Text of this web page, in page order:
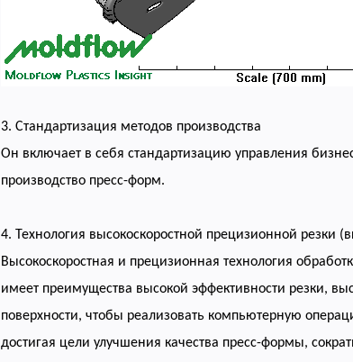
3. Стандартизация методов производства
Он включает в себя стандартизацию управления
производство пресс-форм.
4. Технология высокоскоростной прецизионной резки
Высокоскоростная и прецизионная технология
имеет преимущества высокой эффективности резки,
поверхности, чтобы реализовать компьютерную
достигая цели улучшения качества пресс-формы,